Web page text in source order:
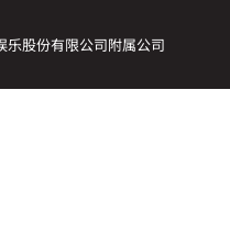
乐股份有限公司附属公司